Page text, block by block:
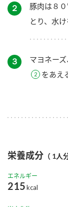
２
豚肉は８
とり、水
３ マヨネー
をあえ
栄養成分 （ 1人
エネルギー
215kcal